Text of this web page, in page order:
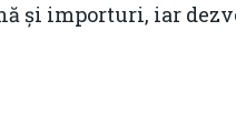
și importuri, iar